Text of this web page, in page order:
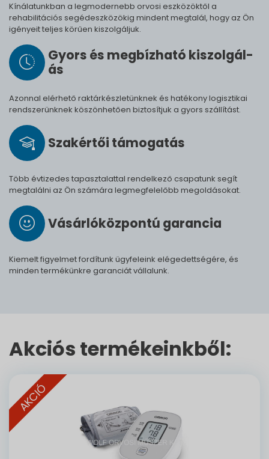
Kínálatunkban a legmodernebb orvosi eszközöktől a
rehabilitációs segédeszközökig mindent megtalál, hogy az Ön
igényeit teljes körűen kiszolgáljuk.
Gyors és meg­bíz­ha­tó ki­szol­gál­
ás
Azonnal elérhető raktárkészletünknek és hatékony logisztikai
rendszerünknek köszönhetően biztosítjuk a gyors szállítást.
Szak­értői tá­mo­ga­tás
Több évtizedes tapasztalattal rendelkező csapatunk segít
megtalálni az Ön számára legmegfelelőbb megoldásokat.
Vásárló­köz­pontú ga­ran­cia
Kiemelt figyelmet fordítunk ügyfeleink elégedettségére, és
minden termékünkre garanciát vállalunk.
Akciós termékeinkből:
AKCIÓ